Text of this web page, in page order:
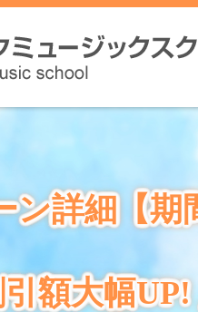
ン詳細【期
額大幅UP!